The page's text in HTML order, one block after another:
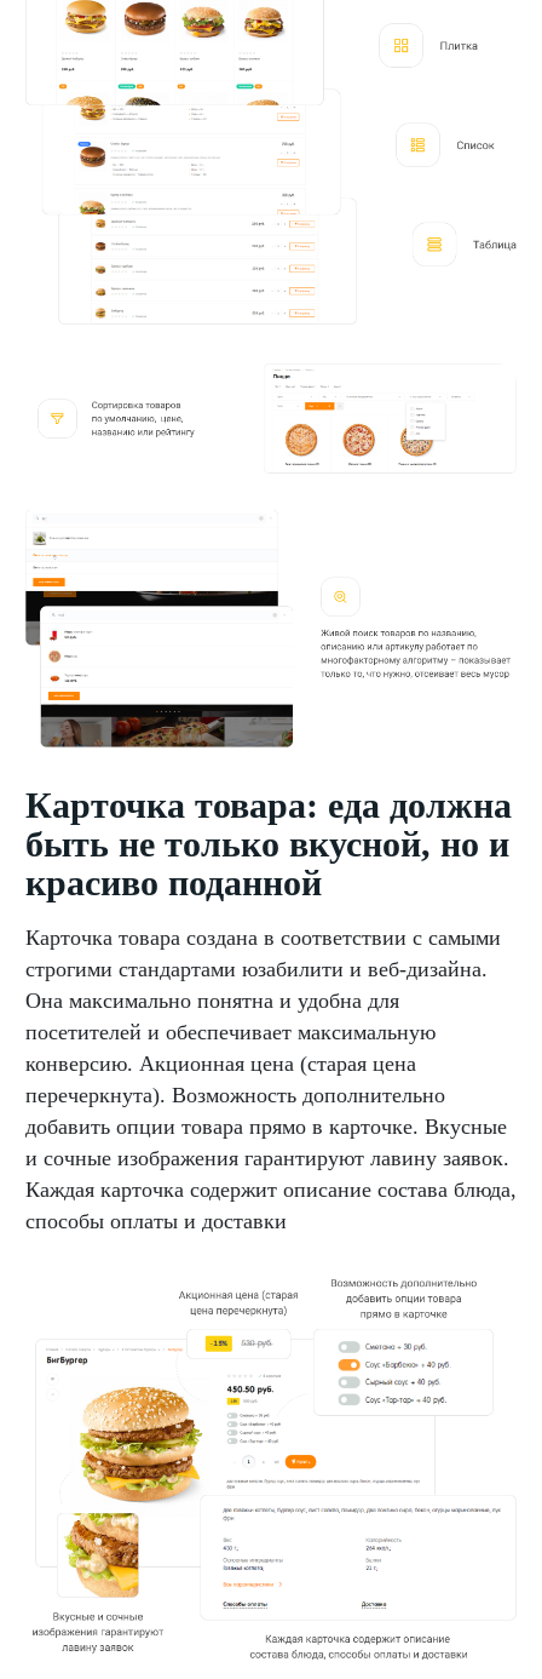
Карточка товара: еда должна
быть не только вкусной, но и
красиво поданной
Карточка товара создана в соответствии с самыми
строгими стандартами юзабилити и веб-дизайна.
Она максимально понятна и удобна для
посетителей и обеспечивает максимальную
конверсию. Акционная цена (старая цена
перечеркнута). Возможность дополнительно
добавить опции товара прямо в карточке. Вкусные
и сочные изображения гарантируют лавину заявок.
Каждая карточка содержит описание состава блюда,
способы оплаты и доставки